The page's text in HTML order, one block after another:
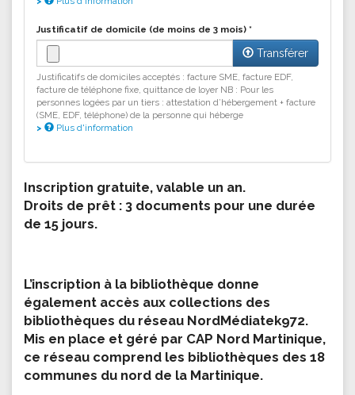
Les fichiers doivent peser moins de
gif jpg jpeg png pdf
Justificatif de domicile (de moins de 3 mois) *
Transférer
Justificatifs de domiciles acceptés : facture SME, facture EDF,
facture de téléphone fixe, quittance de loyer NB : Pour les
personnes logées par un tiers : attestation d’hébergement + facture
(SME, EDF, téléphone) de la personne qui héberge
Plus d'information
Inscription gratuite, valable un an.
Droits de prêt : 3 documents pour une durée
de 15 jours.
L’inscription à la bibliothèque donne
également accès aux collections des
bibliothèques du réseau NordMédiatek972.
Mis en place et géré par CAP Nord Martinique,
ce réseau comprend les bibliothèques des 18
communes du nord de la Martinique.